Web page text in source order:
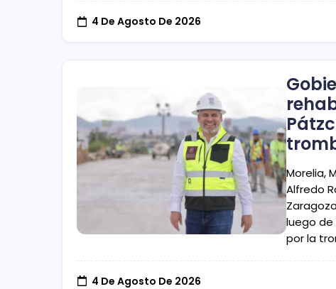
4 De Agosto De 2026
Morelia,
Alfredo
luego
por la
4 De Agosto De 2026